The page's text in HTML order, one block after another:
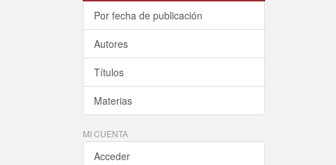
Por fecha de publicación
Autores
Títulos
Materias
MI CUENTA
Acceder